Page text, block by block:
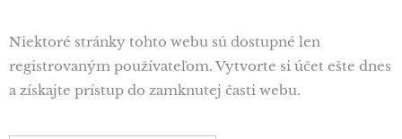
Niektoré stránky tohto webu sú dostupné len
registrovaným používateľom. Vytvorte si účet ešte dnes
a získajte prístup do zamknutej časti webu.